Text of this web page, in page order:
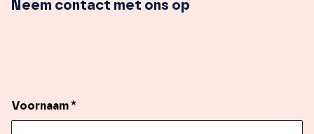
Neem contact met ons op
Voornaam*